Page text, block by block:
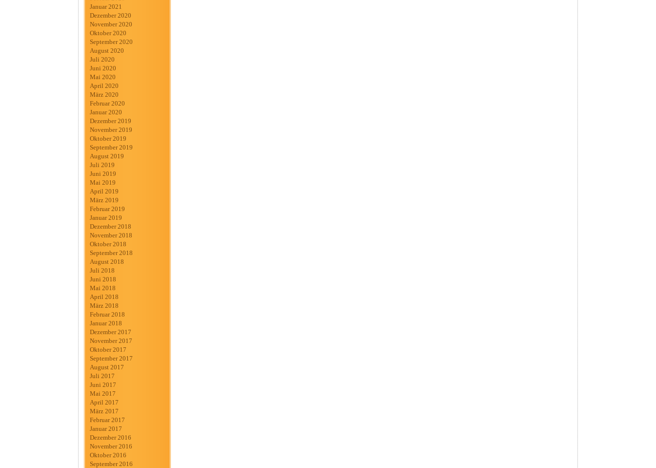
Januar 2021
Dezember 2020
November 2020
Oktober 2020
September 2020
August 2020
Juli 2020
Juni 2020
Mai 2020
April 2020
März 2020
Februar 2020
Januar 2020
Dezember 2019
November 2019
Oktober 2019
September 2019
August 2019
Juli 2019
Juni 2019
Mai 2019
April 2019
März 2019
Februar 2019
Januar 2019
Dezember 2018
November 2018
Oktober 2018
September 2018
August 2018
Juli 2018
Juni 2018
Mai 2018
April 2018
März 2018
Februar 2018
Januar 2018
Dezember 2017
November 2017
Oktober 2017
September 2017
August 2017
Juli 2017
Juni 2017
Mai 2017
April 2017
März 2017
Februar 2017
Januar 2017
Dezember 2016
November 2016
Oktober 2016
September 2016